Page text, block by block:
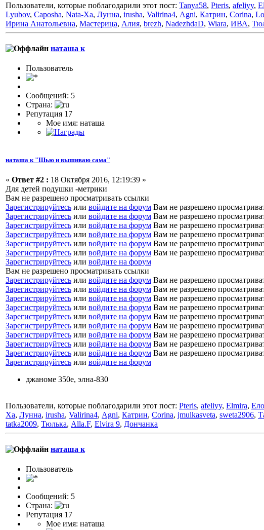
Пользователи, которые поблагодарили этот пост: Tanya58, Pteris, afeliyy,
Lyubov, Caposha, Nata-Xa, Лунна, irusha, Valirina4, Аgni, Катрин, Corina,
Ирина Анатольевна, Мастерица, Алия, brezh, NadezhdaD, Wiara, ИВА,
наташа к
Пользователь
Сообщений: 5
Страна:
Репутация 17
Мое имя: наташа
наташа к "Шью и вышиваю сама"
« Ответ #2 : 18 Октября 2016, 12:19:39 »
Для детей подушки -метрики
Вам не разрешено просматривать ссылки
Зарегистрируйтесь или войдите на форум Вам не разрешено
Зарегистрируйтесь или войдите на форум Вам не разрешено
Зарегистрируйтесь или войдите на форум Вам не разрешено
Зарегистрируйтесь или войдите на форум Вам не разрешено
Зарегистрируйтесь или войдите на форум Вам не разрешено
Зарегистрируйтесь или войдите на форум Вам не разрешено
Зарегистрируйтесь или войдите на форум
Вам не разрешено просматривать ссылки
Зарегистрируйтесь или войдите на форум Вам не разрешено
Зарегистрируйтесь или войдите на форум Вам не разрешено
Зарегистрируйтесь или войдите на форум Вам не разрешено
Зарегистрируйтесь или войдите на форум Вам не разрешено
Зарегистрируйтесь или войдите на форум Вам не разрешено
Зарегистрируйтесь или войдите на форум Вам не разрешено
Зарегистрируйтесь или войдите на форум Вам не разрешено
Зарегистрируйтесь или войдите на форум Вам не разрешено
Зарегистрируйтесь или войдите на форум Вам не разрешено
Зарегистрируйтесь или войдите на форум
джаноме 350е, элна-830
Пользователи, которые поблагодарили этот пост: Pteris, afeliyy, Elmira,
Xa, Лунна, irusha, Valirina4, Аgni, Катрин, Corina, jmulkasveta, sweta2906,
tatka2009, Тюлька, Alla.F, Elvira 9, Дончанка
наташа к
Пользователь
Сообщений: 5
Страна:
Репутация 17
Мое имя: наташа